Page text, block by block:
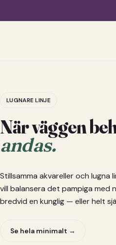
LUGNARE LINJE
När väggen
andas.
Stillsamma akvareller och
vill balansera det pampiga med
bredvid en kunglig — eller helt
Se hela minimalt →